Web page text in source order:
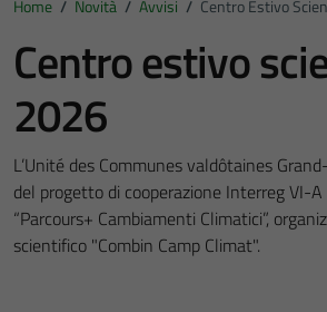
Home / Novità / Avvisi / Centro Estivo
Centro estivo
2026
L’Unité des Communes valdôtaines
del progetto di cooperazione Interreg VI-
“Parcours+ Cambiamenti Climatici”,
scientifico "Combin Camp Climat".